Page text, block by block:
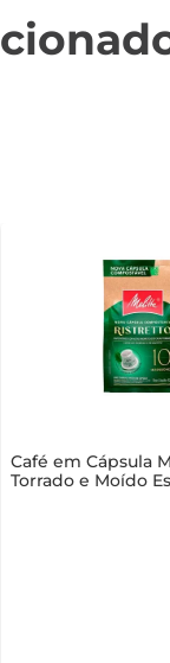
Café em Cápsula
Torrado e Moído